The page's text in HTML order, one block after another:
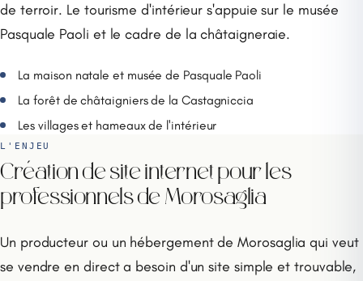
de terroir. Le tourisme d'intérieur s'appuie sur le musée
Pasquale Paoli et le cadre de la châtaigneraie.
La maison natale et musée de Pasquale Paoli
La forêt de châtaigniers de la Castagniccia
Les villages et hameaux de l'intérieur
L'ENJEU
Création de site internet pour les
professionnels de Morosaglia
Un producteur ou un hébergement de Morosaglia qui veut
se vendre en direct a besoin d'un site simple et trouvable,